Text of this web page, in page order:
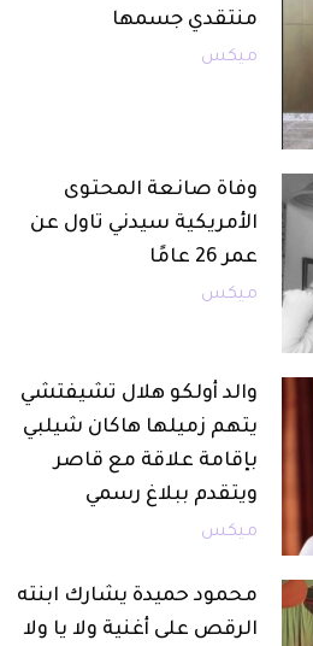
منتقدي جسمها
ميكس
وفاة صانعة المحتوى
الأمريكية سيدني تاول عن
عمر 26 عامًا
ميكس
والد أولكو هلال تشيفتشي
يتهم زميلها هاكان شيلبي
بإقامة علاقة مع قاصر
ويتقدم ببلاغ رسمي
ميكس
محمود حميدة يشارك ابنته
الرقص على أغنية ولا يا ولا